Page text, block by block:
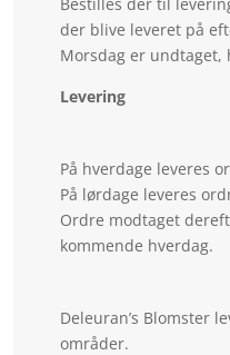
der blive leveret på
Morsdag er undtaget,
Levering
På hverdage leveres
På lørdage leveres
Ordre modtaget
kommende hverdag.
Deleuran’s Blomster
områder.